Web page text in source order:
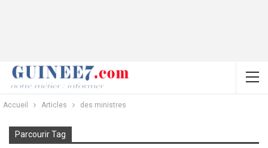
Accueil Articles des ministres
Parcourir Tag